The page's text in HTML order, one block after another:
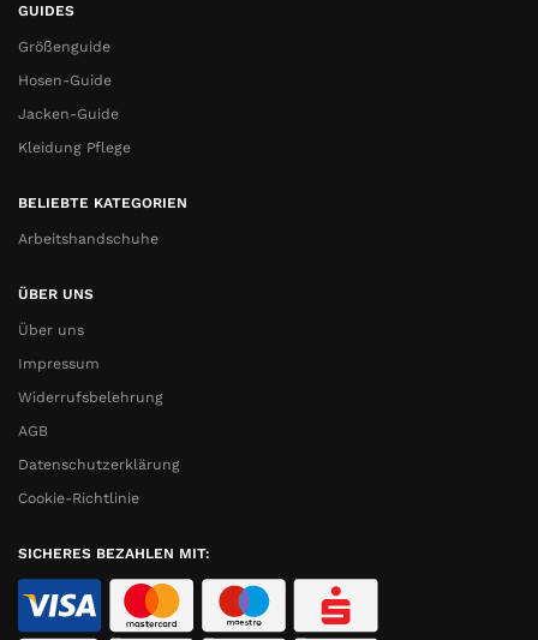
GUIDES
Größenguide
Hosen-Guide
Jacken-Guide
Kleidung Pflege
BELIEBTE KATEGORIEN
Arbeitshandschuhe
ÜBER UNS
Über uns
Impressum
Widerrufsbelehrung
AGB
Datenschutzerklärung
Cookie-Richtlinie
SICHERES BEZAHLEN MIT: